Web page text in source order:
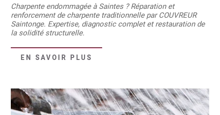
Charpente endommagée à Saintes ? Réparation et
renforcement de charpente traditionnelle par COUVREUR
Saintonge. Expertise, diagnostic complet et restauration de
la solidité structurelle.
EN SAVOIR PLUS